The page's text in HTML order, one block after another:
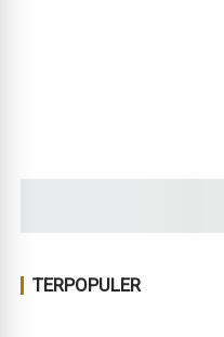
TERPOPULER